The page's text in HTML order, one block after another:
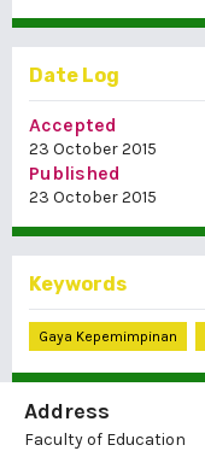
Date Log
Accepted
23 October 2015
Published
23 October 2015
Keywords
Gaya Kepemimpinan
Address
Faculty of Education